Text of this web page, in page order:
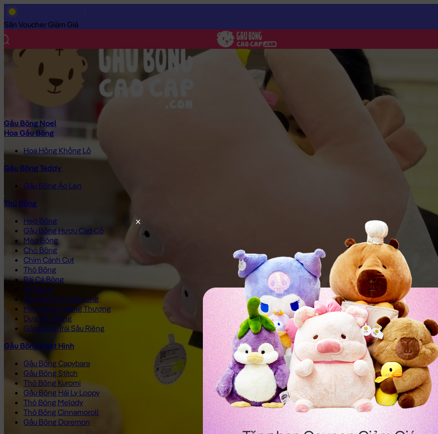
Săn Voucher Giảm Giá
Gấu Bông Noel
Hoa Gấu Bông
Hoa Hồng Khổng Lồ
Gấu Bông Teddy
Gấu Bông Áo Len
Thú Bông
Heo Bông
Gấu Bông Hươu Cao Cổ
Mèo Bông
Chó Bông
Chim Cánh Cụt
Thỏ Bông
Rái Cá Bông
Vịt Bông
Gấu Bông Khủng Long
Mèo Bông Hoàng Thượng
Dưa Hấu Bông
Gấu Bông Trái Sầu Riêng
Gấu Bông Hoạt Hình
Gấu Bông Capybara
Gấu Bông Stitch
Thỏ Bông Kuromi
Gấu Bông Hải Ly Loopy
Thỏ Bông Melody
Thỏ Bông Cinnamoroll
Gấu Bông Doremon
Trang Chủ